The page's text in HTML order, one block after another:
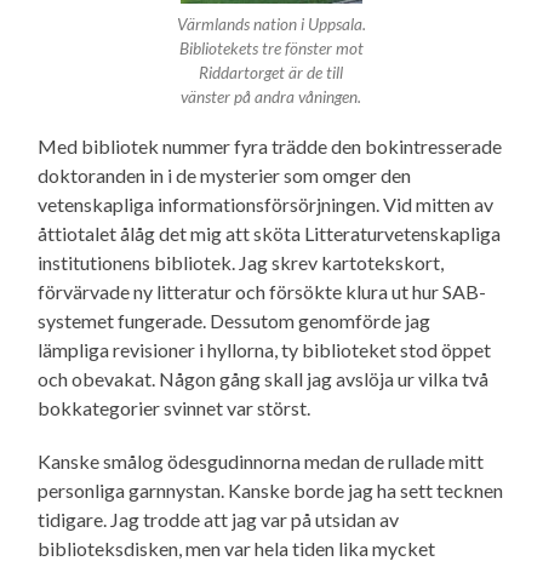
Värmlands nation i Uppsala.
Bibliotekets tre fönster mot
Riddartorget är de till
vänster på andra våningen.
Med bibliotek nummer fyra trädde den bokintresserade
doktoranden in i de mysterier som omger den
vetenskapliga informationsförsörjningen. Vid mitten av
åttiotalet ålåg det mig att sköta Litteraturvetenskapliga
institutionens bibliotek. Jag skrev kartotekskort,
förvärvade ny litteratur och försökte klura ut hur SAB-
systemet fungerade. Dessutom genomförde jag
lämpliga revisioner i hyllorna, ty biblioteket stod öppet
och obevakat. Någon gång skall jag avslöja ur vilka två
bokkategorier svinnet var störst.
Kanske smålog ödesgudinnorna medan de rullade mitt
personliga garnnystan. Kanske borde jag ha sett tecknen
tidigare. Jag trodde att jag var på utsidan av
biblioteksdisken, men var hela tiden lika mycket